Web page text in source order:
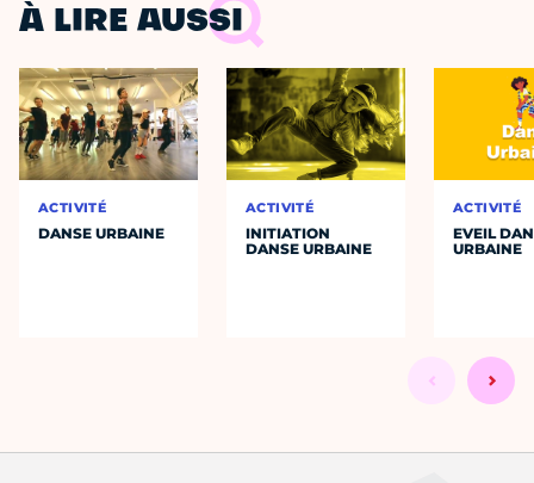
À LIRE AUSSI
ACTIVITÉ
DANSE URBAINE
ACTIVITÉ
INITIATION
DANSE URBAINE
ACTIVITÉ
EVEIL
URBAINE